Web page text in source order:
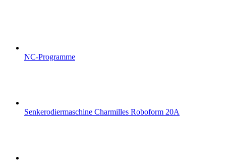
NC-Programme
Senkerodiermaschine Charmilles Roboform 20A